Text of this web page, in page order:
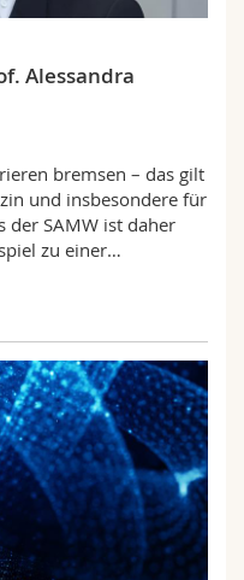
Alessandra
bremsen – das gilt
und insbesondere für
der SAMW ist daher
zu einer…